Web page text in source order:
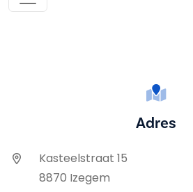
Adres
Kasteelstraat 15
8870 Izegem